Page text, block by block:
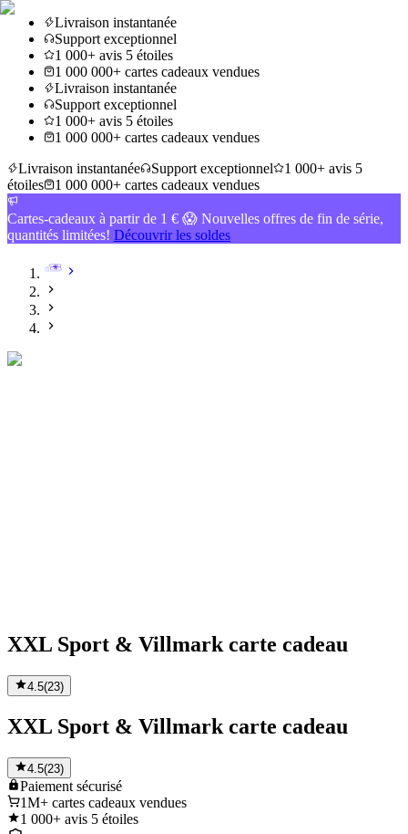
Livraison instantanée
Support exceptionnel
1 000+ avis 5 étoiles
1 000 000+ cartes cadeaux vendues
Livraison instantanée
Support exceptionnel
1 000+ avis 5 étoiles
1 000 000+ cartes cadeaux vendues
Livraison instantanée
Support exceptionnel
1 000+ avis 5
étoiles
1 000 000+ cartes cadeaux vendues
Cartes-cadeaux à partir de 1 € 😱 Nouvelles offres de fin de série,
quantités limitées! Découvrir les soldes
XXL Sport & Villmark carte cadeau
4.5(23)
XXL Sport & Villmark carte cadeau
4.5(23)
Paiement sécurisé
1M+ cartes cadeaux vendues
1 000+ avis 5 étoiles